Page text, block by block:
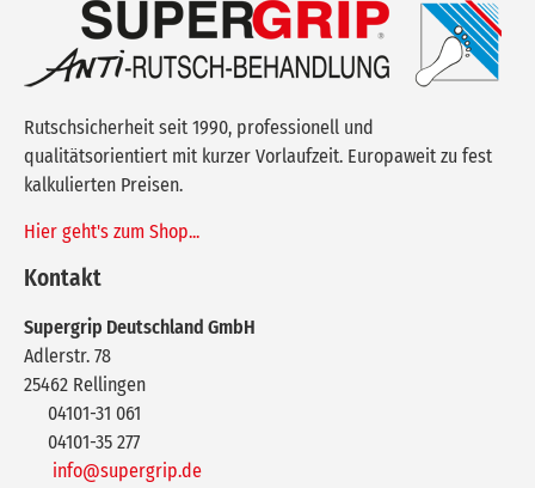
Rutschsicherheit seit 1990, professionell und
qualitätsorientiert mit kurzer Vorlaufzeit. Europaweit zu fest
kalkulierten Preisen.
Hier geht's zum Shop...
Kontakt
Supergrip Deutschland GmbH
Adlerstr. 78
25462 Rellingen
04101-31 061
04101-35 277
info@supergrip.de